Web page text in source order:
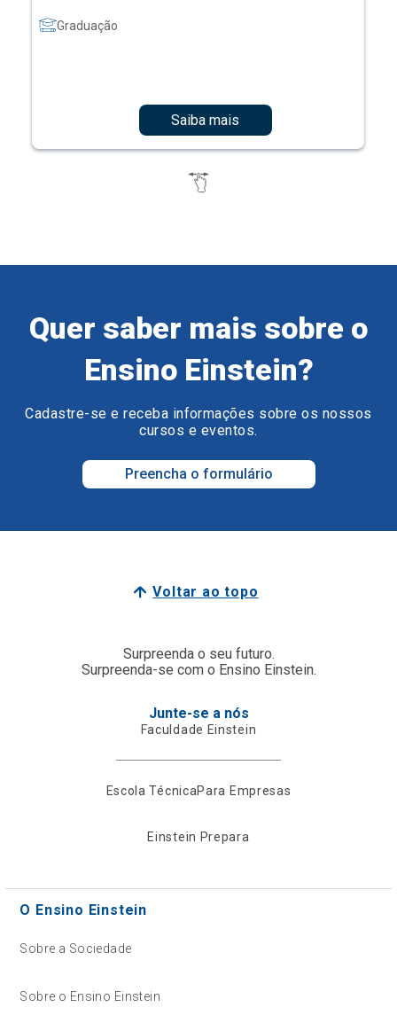
Graduação
Saiba mais
Quer saber mais sobre o
Ensino Einstein?
Cadastre-se e receba informações sobre os nossos
cursos e eventos.
Preencha o formulário
Voltar ao topo
Surpreenda o seu futuro.
Surpreenda-se com o Ensino Einstein.
Junte-se a nós
Faculdade Einstein
Escola TécnicaPara Empresas
Einstein Prepara
O Ensino Einstein
Sobre a Sociedade
Sobre o Ensino Einstein